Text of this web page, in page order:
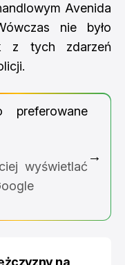
Avenida
nie było
z tych zdarzeń
wyświetlać
→
na